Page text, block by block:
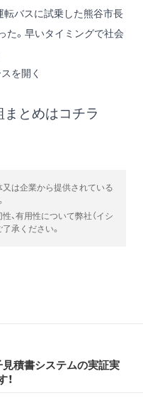
転バスに試乗した熊谷市長
た。早いタイミングで社会
を開く
とめはコチラ
又は企業から提供されている
、有用性について弊社（イシ
承ください。
見積書システムの実証実
！